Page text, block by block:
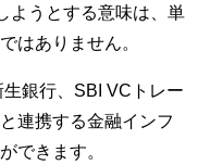
ようとする意味は、単
はありません。
銀行、SBI VCトレー
連携する金融インフ
できます。